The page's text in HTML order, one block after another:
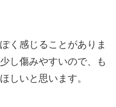
く感じることがありま
し傷みやすいので、も
しいと思います。